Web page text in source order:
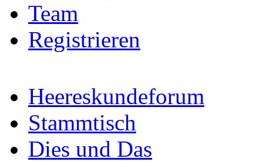
Team
Registrieren
Heereskundeforum
Stammtisch
Dies und Das